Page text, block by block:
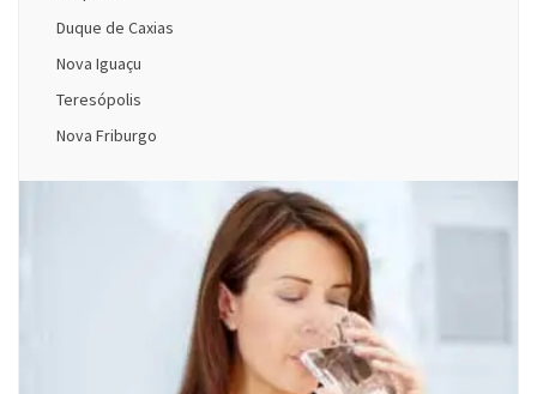
Duque de Caxias
Nova Iguaçu
Teresópolis
Nova Friburgo